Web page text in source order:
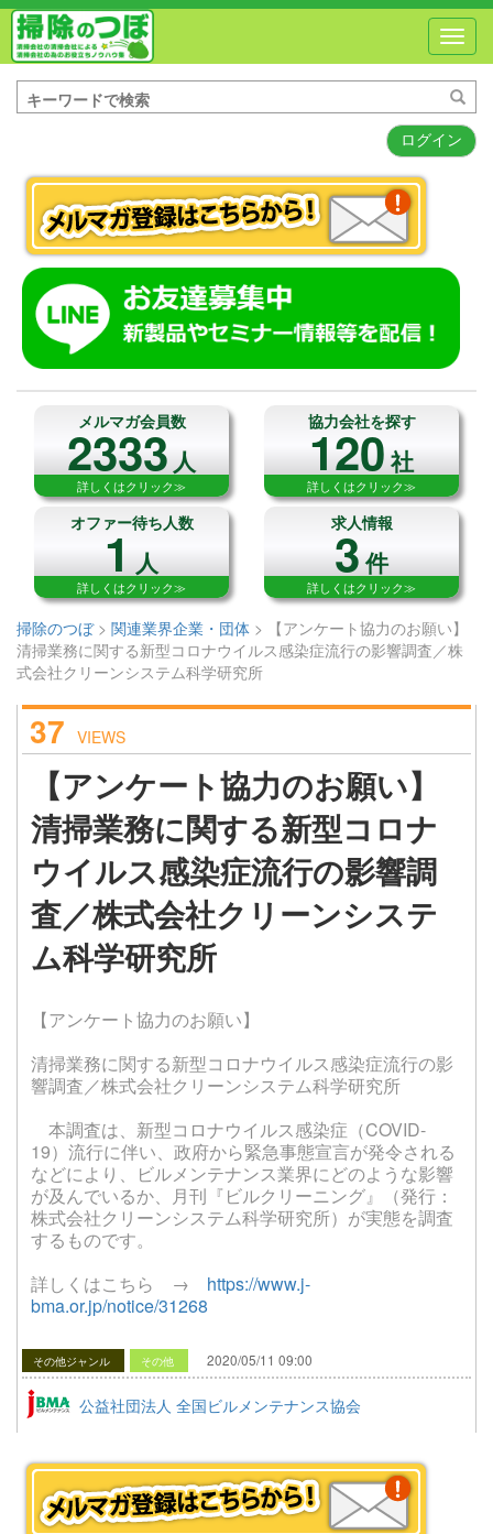
ログイン
メルマガ会員数
2333人
詳しくはクリック≫
協力会社を探す
120社
詳しくはクリック≫
オファー待ち人数
1人
詳しくはクリック≫
求人情報
3件
詳しくはクリック≫
掃除のつぼ> 関連業界企業・団体 >
【アンケート協力のお願い】
清掃業務に関する新型コロナウイルス感染症流行の影響調査／株
式会社クリーンシステム科学研究所
37 VIEWS
【アンケート協力のお願い】
清掃業務に関する新型コロナ
ウイルス感染症流行の影響調
査／株式会社クリーンシステ
ム科学研究所
【アンケート協力のお願い】
清掃業務に関する新型コロナウイルス感染症流行の影
響調査／株式会社クリーンシステム科学研究所
本調査は、新型コロナウイルス感染症（COVID-
19）流行に伴い、政府から緊急事態宣言が発令される
などにより、ビルメンテナンス業界にどのような影響
が及んでいるか、月刊『ビルクリーニング』（発行：
株式会社クリーンシステム科学研究所）が実態を調査
するものです。
詳しくはこちら → https://www.j-
bma.or.jp/notice/31268
その他ジャンル その他 2020/05/11 09:00
公益社団法人 全国ビルメンテナンス協会